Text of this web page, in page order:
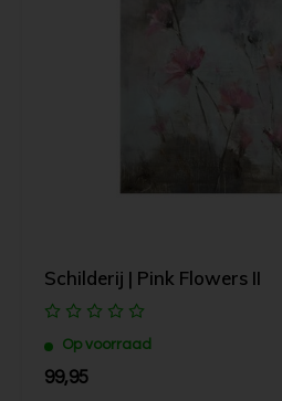
Schilderij | Pink Flowers II
Op voorraad
99,95